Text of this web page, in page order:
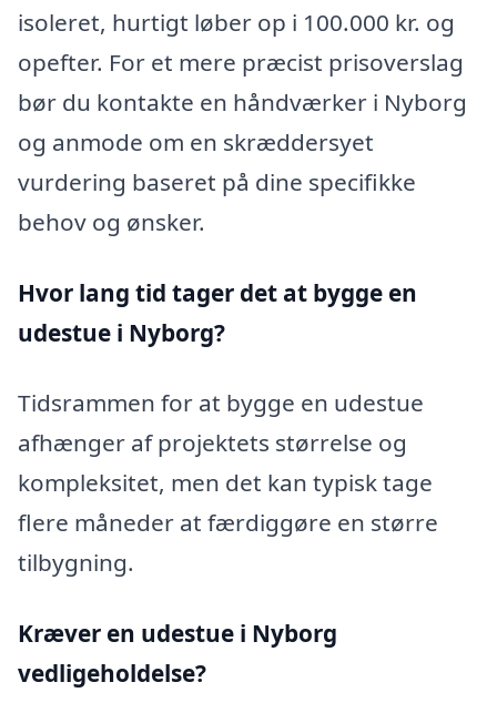
isoleret, hurtigt løber op i 100.000 kr. og
opefter. For et mere præcist prisoverslag
bør du kontakte en håndværker i Nyborg
og anmode om en skræddersyet
vurdering baseret på dine specifikke
behov og ønsker.
Hvor lang tid tager det at bygge en
udestue i Nyborg?
Tidsrammen for at bygge en udestue
afhænger af projektets størrelse og
kompleksitet, men det kan typisk tage
flere måneder at færdiggøre en større
tilbygning.
Kræver en udestue i Nyborg
vedligeholdelse?